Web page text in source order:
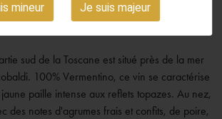
mineur Je suis majeur
sud de la Toscane est situé près de la mer
100% Vermentino, ce vin se caractérise
paille intense aux reflets topazes. Au nez,
des notes d'agrumes frais et confits, de poire,